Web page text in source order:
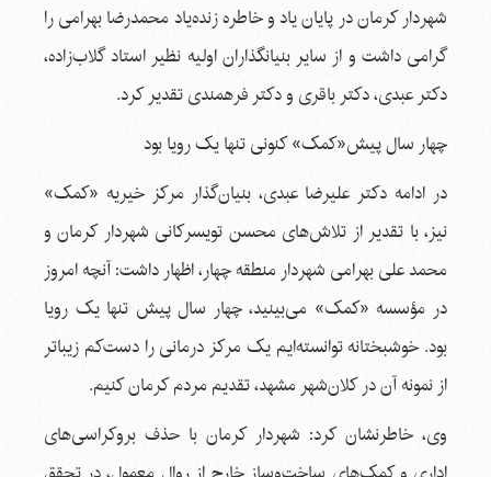
شهردار کرمان در پایان یاد و خاطره زنده‌یاد محمدرضا بهرامی را
گرامی داشت و از سایر بنیانگذاران اولیه نظیر استاد گلاب‌زاده،
دکتر عبدی، دکتر باقری و دکتر فرهمندی تقدیر کرد.
چهار سال پیش«کمک» کنونی تنها یک رویا بود
در ادامه دکتر علیرضا عبدی، بنیان‌گذار مرکز خیریه «کمک»
نیز، با تقدیر از تلاش‌های محسن تویسرکانی شهردار کرمان و
محمد علی بهرامی شهردار منطقه چهار، اظهار داشت: آنچه امروز
در مؤسسه «کمک» می‌بینید، چهار سال پیش تنها یک رویا
بود. خوشبختانه توانسته‌ایم یک مرکز درمانی را دست‌کم زیباتر
از نمونه آن در کلان‌شهر مشهد، تقدیم مردم کرمان کنیم.
وی، خاطرنشان کرد: شهردار کرمان با حذف بروکراسی‌های